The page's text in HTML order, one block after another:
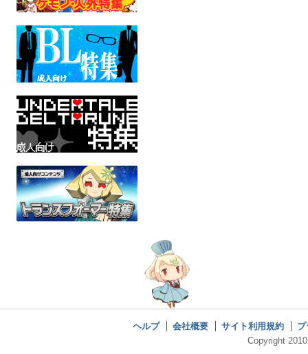
ヘルプ 会社概要 サイト利用規約
Copyright